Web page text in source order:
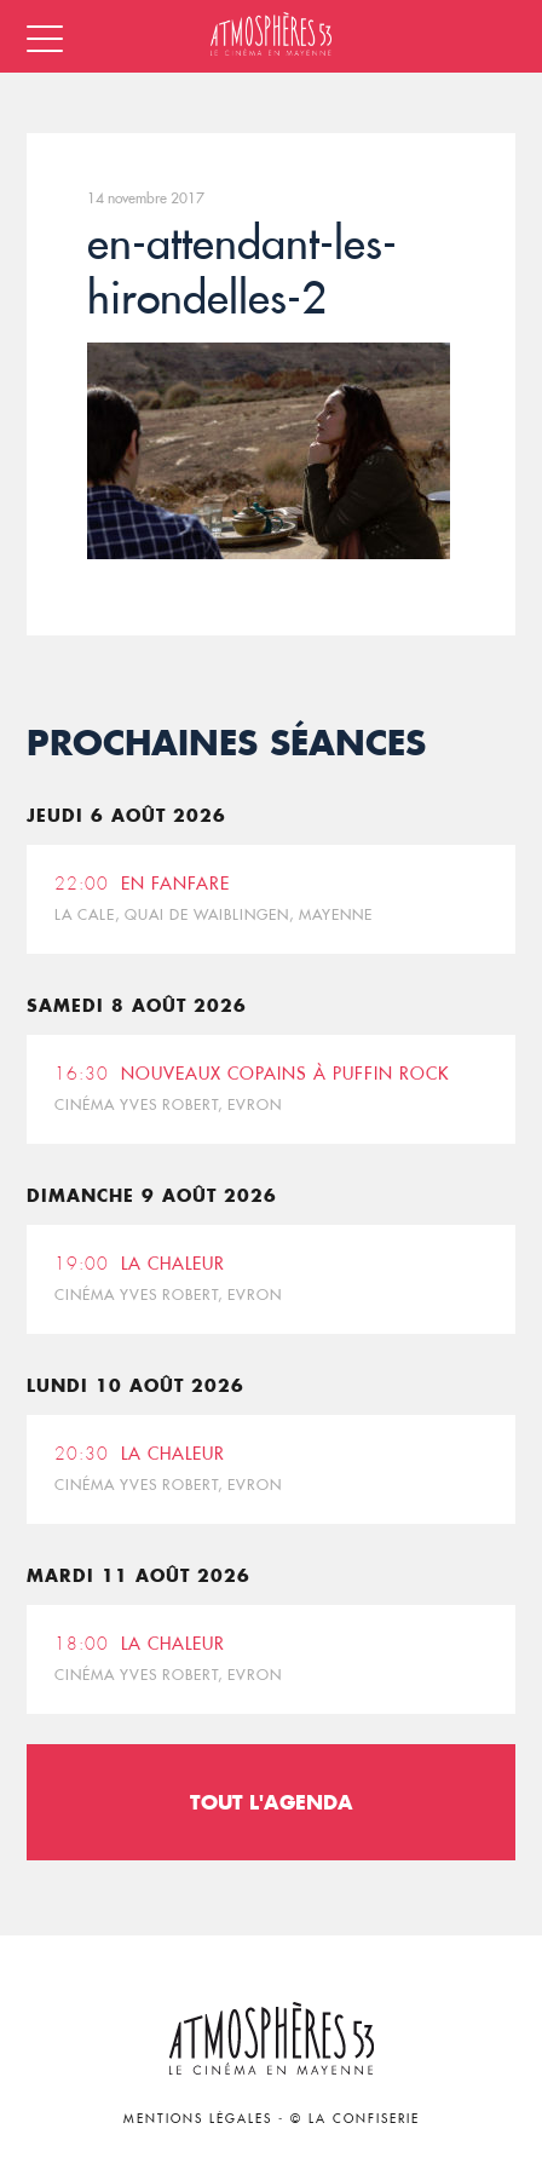
14 novembre 2017
en-attendant-les-
hirondelles-2
PROCHAINES SÉANCES
JEUDI 6 AOÛT 2026
22:00 EN FANFARE
LA CALE, QUAI DE WAIBLINGEN, MAYENNE
SAMEDI 8 AOÛT 2026
16:30 NOUVEAUX COPAINS À PUFFIN ROCK
CINÉMA YVES ROBERT, EVRON
DIMANCHE 9 AOÛT 2026
19:00 LA CHALEUR
CINÉMA YVES ROBERT, EVRON
LUNDI 10 AOÛT 2026
20:30 LA CHALEUR
CINÉMA YVES ROBERT, EVRON
MARDI 11 AOÛT 2026
18:00 LA CHALEUR
CINÉMA YVES ROBERT, EVRON
TOUT L'AGENDA
MENTIONS LÉGALES - © LA CONFISERIE